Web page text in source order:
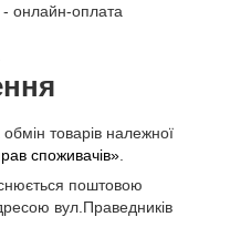
онлайн-оплата
товарів належної
споживачів»
поштовою
вул.Праведників